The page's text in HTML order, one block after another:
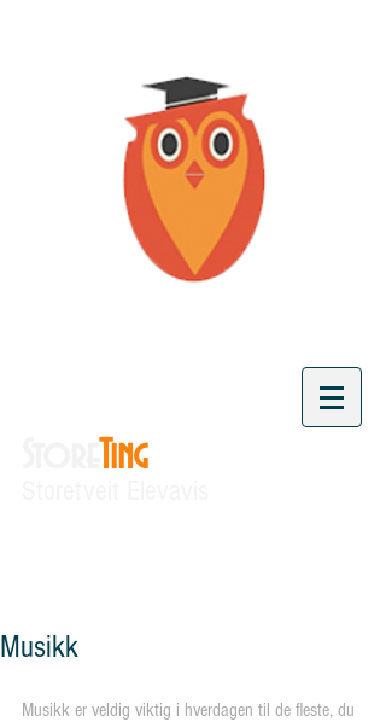
Ting
Musikk
Musikk er veldig viktig i hverdagen til de fleste, du